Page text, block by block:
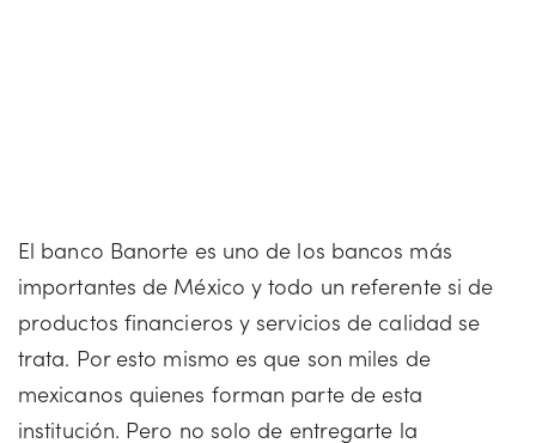
El banco Banorte es uno de los bancos más
importantes de México y todo un referente si de
productos financieros y servicios de calidad se
trata. Por esto mismo es que son miles de
mexicanos quienes forman parte de esta
institución. Pero no solo de entregarte la